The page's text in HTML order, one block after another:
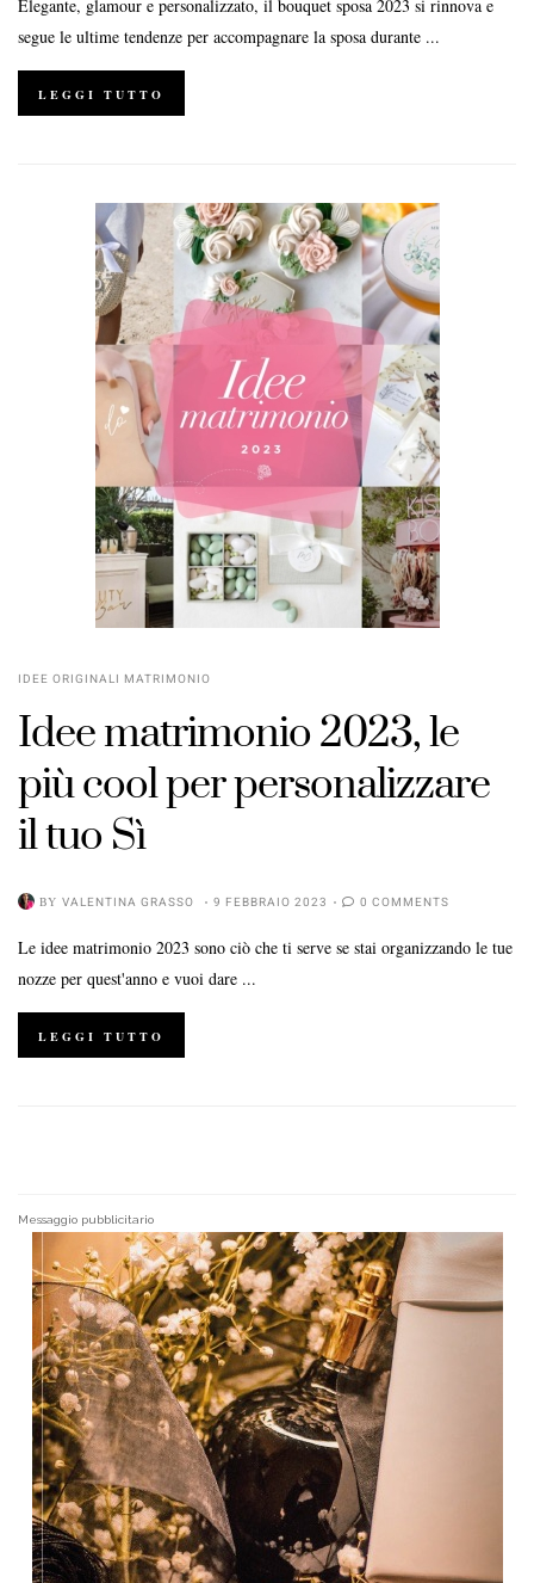
Elegante, glamour e personalizzato, il bouquet sposa 2023 si rinnova e
segue le ultime tendenze per accompagnare la sposa durante ...
LEGGI TUTTO
IDEE ORIGINALI MATRIMONIO
Idee matrimonio 2023, le
più cool per personalizzare
il tuo Sì
BY VALENTINA GRASSO 9 FEBBRAIO 2023 0 COMMENTS
Le idee matrimonio 2023 sono ciò che ti serve se stai organizzando le tue
nozze per quest'anno e vuoi dare ...
LEGGI TUTTO
Messaggio pubblicitario